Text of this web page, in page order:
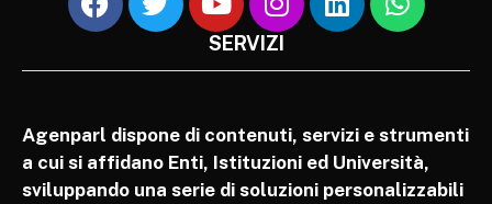
SERVIZI
Agenparl dispone di contenuti, servizi e strumenti
a cui si affidano Enti, Istituzioni ed Università,
sviluppando una serie di soluzioni personalizzabili